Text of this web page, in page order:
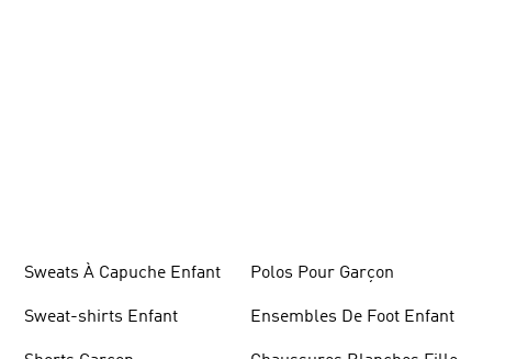
Sweats À Capuche Enfant
Sweat-shirts Enfant
Polos Pour Garçon
Ensembles De Foot Enfant